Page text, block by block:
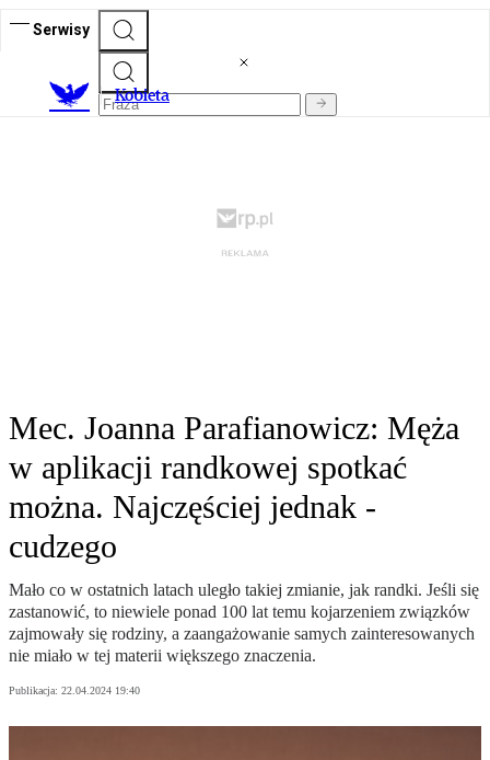
Serwisy
Kobieta
Mec. Joanna Parafianowicz: Męża
w aplikacji randkowej spotkać
można. Najczęściej jednak -
cudzego
Mało co w ostatnich latach uległo takiej zmianie, jak randki. Jeśli się
zastanowić, to niewiele ponad 100 lat temu kojarzeniem związków
zajmowały się rodziny, a zaangażowanie samych zainteresowanych
nie miało w tej materii większego znaczenia.
Publikacja: 22.04.2024 19:40